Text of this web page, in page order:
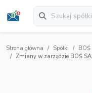
Strona główna Spółki BOŚ
Zmiany w zarządzie BOŚ SA